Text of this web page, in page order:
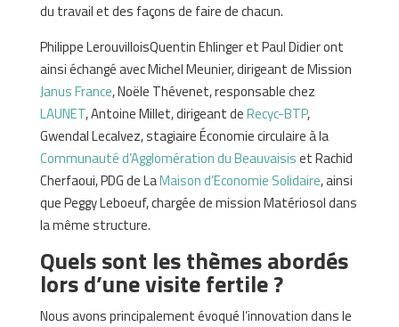
du travail et des façons de faire de chacun.
Philippe LerouvilloisQuentin Ehlinger et Paul Didier ont
ainsi échangé avec Michel Meunier, dirigeant de Mission
Janus France, Noële Thévenet, responsable chez
LAUNET, Antoine Millet, dirigeant deRecyc-BTP,
Gwendal Lecalvez, stagiaire Économie circulaire à la
Communauté d’Agglomération du Beauvaisiset Rachid
Cherfaoui, PDG de LaMaison d’Economie Solidaire, ainsi
que Peggy Leboeuf, chargée de mission Matériosol dans
la même structure.
Quels sont les thèmes abordés
lors d’une visite fertile ?
Nous avons principalement évoqué l’innovation dans le